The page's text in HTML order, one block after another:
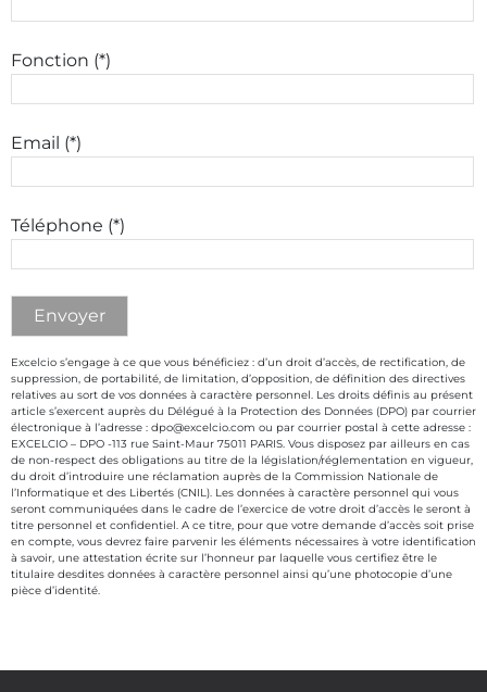
Fonction (*)
Email (*)
Téléphone (*)
Excelcio s’engage à ce que vous bénéficiez : d’un droit d’accès, de rectification, de
suppression, de portabilité, de limitation, d’opposition, de définition des directives
relatives au sort de vos données à caractère personnel. Les droits définis au présent
article s’exercent auprès du Délégué à la Protection des Données (DPO) par courrier
électronique à l’adresse : dpo@excelcio.com ou par courrier postal à cette adresse :
EXCELCIO – DPO -113 rue Saint-Maur 75011 PARIS. Vous disposez par ailleurs en cas
de non-respect des obligations au titre de la législation/réglementation en vigueur,
du droit d’introduire une réclamation auprès de la Commission Nationale de
l’Informatique et des Libertés (CNIL). Les données à caractère personnel qui vous
seront communiquées dans le cadre de l’exercice de votre droit d’accès le seront à
titre personnel et confidentiel. A ce titre, pour que votre demande d’accès soit prise
en compte, vous devrez faire parvenir les éléments nécessaires à votre identification
à savoir, une attestation écrite sur l’honneur par laquelle vous certifiez être le
titulaire desdites données à caractère personnel ainsi qu’une photocopie d’une
pièce d’identité.